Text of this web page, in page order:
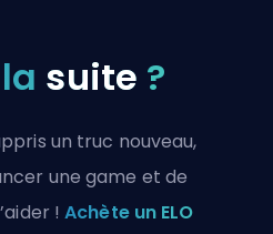
suite ?
un truc nouveau,
une game et de
!Achète un ELO